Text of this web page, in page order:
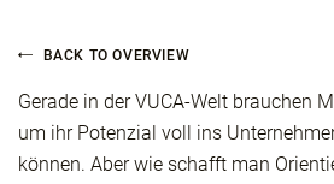
BACK TO OVERVIEW
Gerade in der VUCA-Welt brauchen
um ihr Potenzial voll ins
können. Aber wie schafft man